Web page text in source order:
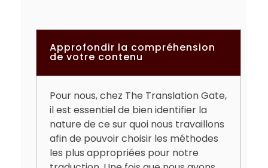
Approfondir la compréhension
de votre contenu
Pour nous, chez The Translation Gate,
il est essentiel de bien identifier la
nature de ce sur quoi nous travaillons
afin de pouvoir choisir les méthodes
les plus appropriées pour notre